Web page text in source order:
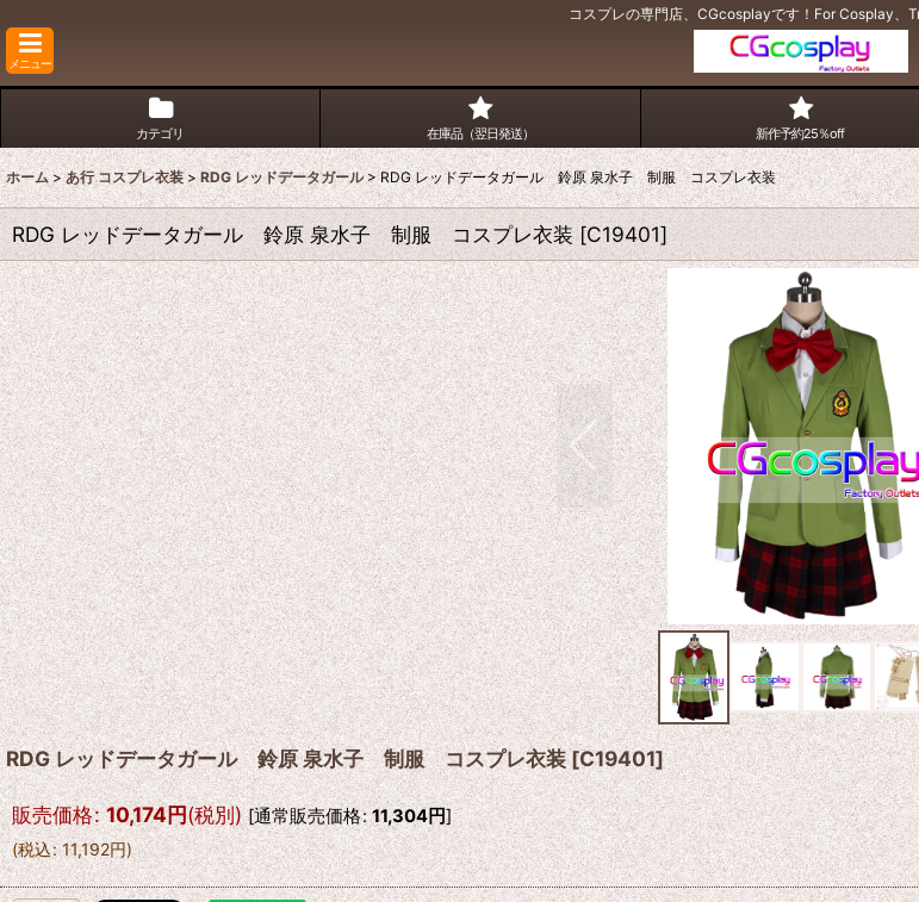
コスプレの専門店、CGcosplayです！For Cosplay、
メニュー
カテゴリ 在庫品（翌日発送） 新作予約25％off
ホーム > あ行 コスプレ衣装 > RDG レッドデータガール > RDG レッドデータガール 鈴原 泉水子 制服 コスプレ衣装
RDG レッドデータガール 鈴原 泉水子 制服 コスプレ衣装 [C19401]
RDG レッドデータガール 鈴原 泉水子 制服 コスプレ衣装[C19401]
販売価格: 10,174円(税別) [通常販売価格: 11,304円]
(税込: 11,192円)